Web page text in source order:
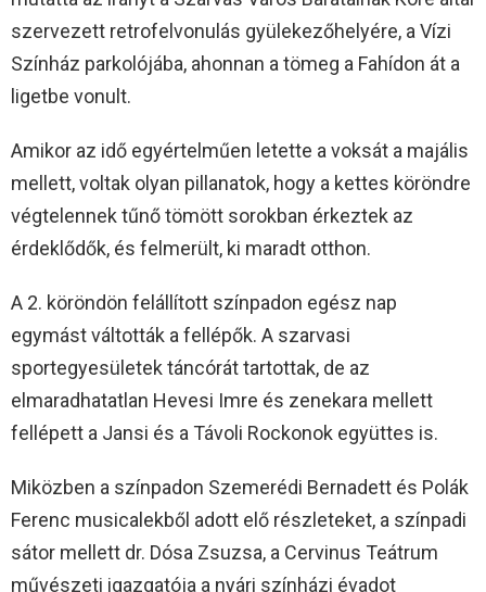
szervezett retrofelvonulás gyülekezőhelyére, a Vízi
Színház parkolójába, ahonnan a tömeg a Fahídon át a
ligetbe vonult.
Amikor az idő egyértelműen letette a voksát a majális
mellett, voltak olyan pillanatok, hogy a kettes köröndre
végtelennek tűnő tömött sorokban érkeztek az
érdeklődők, és felmerült, ki maradt otthon.
A 2. köröndön felállított színpadon egész nap
egymást váltották a fellépők. A szarvasi
sportegyesületek táncórát tartottak, de az
elmaradhatatlan Hevesi Imre és zenekara mellett
fellépett a Jansi és a Távoli Rockonok együttes is.
Miközben a színpadon Szemerédi Bernadett és Polák
Ferenc musicalekből adott elő részleteket, a színpadi
sátor mellett dr. Dósa Zsuzsa, a Cervinus Teátrum
művészeti igazgatója a nyári színházi évadot